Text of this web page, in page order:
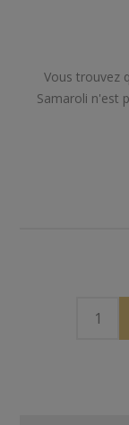
Vous trouvez
Samaroli n'est